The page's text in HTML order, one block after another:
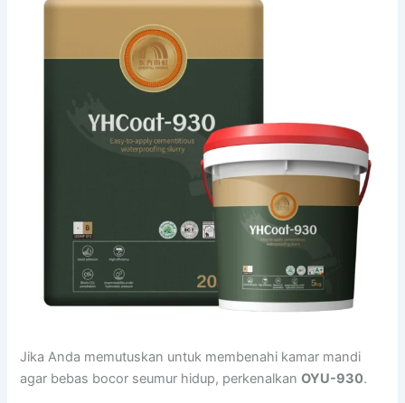
Jika Anda memutuskan untuk membenahi kamar mandi
agar bebas bocor seumur hidup, perkenalkanOYU-930.